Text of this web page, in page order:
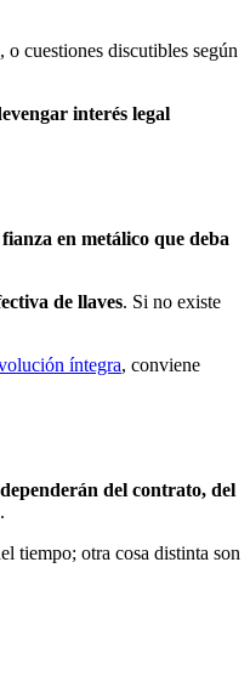
o cuestiones discutibles según
interés legal
en metálico que deba
de llaves. Si no existe
íntegra, conviene
dependerán del contrato, del
tiempo; otra cosa distinta son